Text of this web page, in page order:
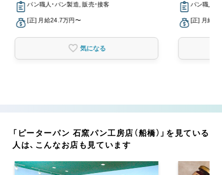
パン職人・パン製造, 販売・接客
[正] 月給24.7万円〜
気になる
パン職人・
[正] 月給
「ピーターパン 石窯パン工房店（船橋）」を見ている
人は、こんなお店も見ています